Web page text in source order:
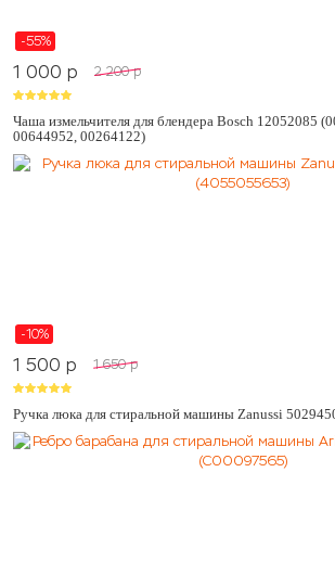
-55%
1 000 p 2 200 p
Чаша измельчителя для блендера Bosch 12052085
00644952, 00264122)
-10%
1 500 p 1 650 p
Ручка люка для стиральной машины Zanussi